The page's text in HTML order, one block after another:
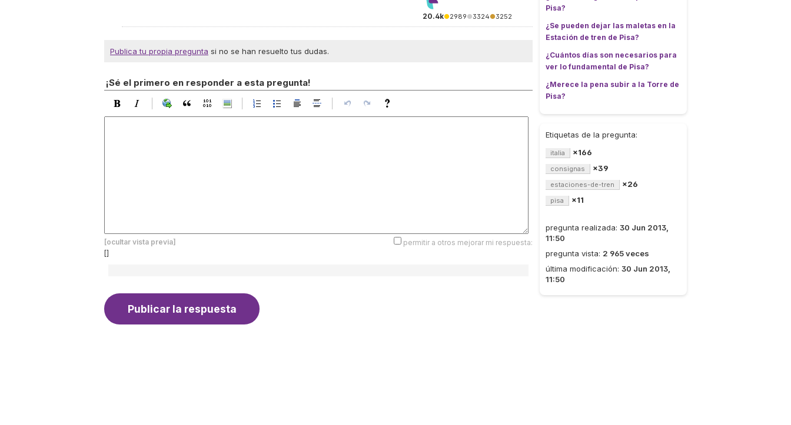
20.4k●2989●3324●3252
Publica tu propia pregunta si no se han resuelto tus dudas.
¡Sé el primero en responder a esta pregunta!
[ocultar vista previa]
permitir a otros mejorar mi respuesta:
[]
Pisa?
¿Se pueden dejar las maletas en la
Estación de tren de Pisa?
¿Cuántos días son necesarios para
ver lo fundamental de Pisa?
¿Merece la pena subir a la Torre de
Pisa?
Etiquetas de la pregunta:
italia ×166
consignas ×39
estaciones-de-tren ×26
pisa ×11
pregunta realizada: 30 Jun 2013,
11:50
pregunta vista: 2 965 veces
última modificación: 30 Jun 2013,
11:50